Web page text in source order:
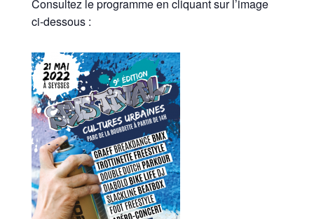
Consultez le programme en cliquant sur l’image
ci-dessous :